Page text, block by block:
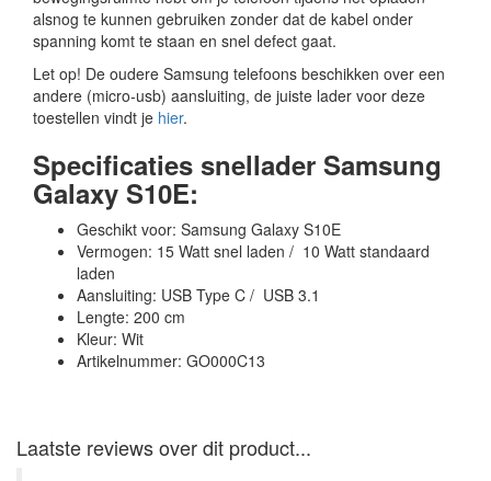
alsnog te kunnen gebruiken zonder dat de kabel onder
spanning komt te staan en snel defect gaat.
Let op! De oudere Samsung telefoons beschikken over een
andere (micro-usb) aansluiting, de juiste lader voor deze
toestellen vindt je hier.
Specificaties snellader Samsung
Galaxy S10E:
Geschikt voor: Samsung Galaxy S10E
Vermogen: 15 Watt snel laden / 10 Watt standaard
laden
Aansluiting: USB Type C / USB 3.1
Lengte: 200 cm
Kleur: Wit
Artikelnummer: GO000C13
Laatste reviews over dit product...